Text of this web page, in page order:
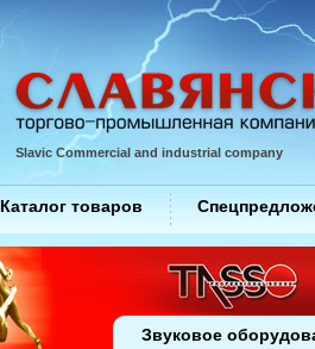
Slavic Commercial and industrial company
Каталог товаров
Звуковое